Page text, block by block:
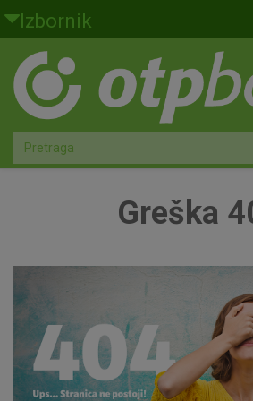
Skoči na glavni sadržaj
Izbornik
Građani
Privatno bankarstvo
Agro
Faktoring
O nama
Greška